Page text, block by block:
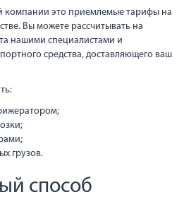
компании это приемлемые тарифы на
Вы можете рассчитывать на
нашими специалистами и
средства, доставляющего ваш
грузов.
способ